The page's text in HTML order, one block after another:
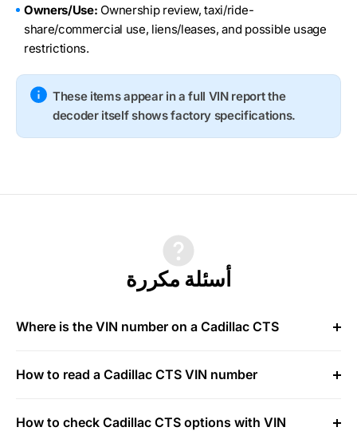
Owners/Use: Ownership review, taxi/ride-
share/commercial use, liens/leases, and possible usage
restrictions.
These items appear in a full VIN report the
decoder itself shows factory specifications.
أسئلة مكررة
Where is the VIN number on a Cadillac CTS
How to read a Cadillac CTS VIN number
How to check Cadillac CTS options with VIN